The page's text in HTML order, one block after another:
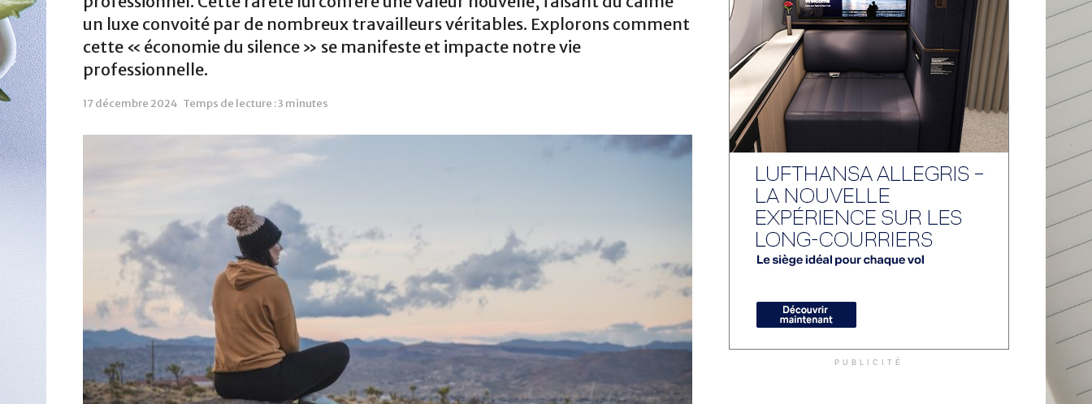
un luxe convoité par de nombreux travailleurs véritables. Explorons comment
cette « économie du silence » se manifeste et impacte notre vie
professionnelle.
17 décembre 2024 Temps de lecture : 3 minutes
PUBLICITÉ